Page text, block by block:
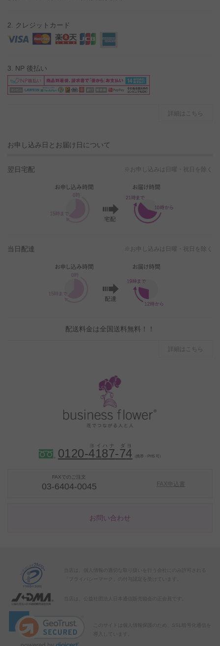
2. クレジットカード
3. NP 後払い
詳細はこちら
お申し込み日とお届け日について
翌日宅配 ※お申し込みは日曜・祝日を除く
当日配達 ※お申し込みは日曜・祝日を除く
配送料金は全国送料無料！！
詳細はこちら
0120-4187-74 （携帯・PHS 可）
FAXでのご注文
03-6404-0045 FAX申込書
お問い合わせ
当店は、個人情報の適切な取り扱いを行う会社にのみ許可される
「プライバシーマーク」の付与認定を受けています。
当店は、公益社団法人日本通信販売協会の正会員です。
このサイトは個人情報保護のため、SSL暗号化通信を
導入しています。